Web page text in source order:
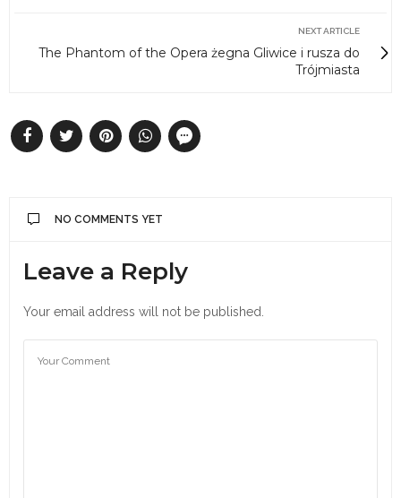
NEXT ARTICLE
The Phantom of the Opera żegna Gliwice i rusza do
Trójmiasta
NO COMMENTS YET
Leave a Reply
Your email address will not be published.